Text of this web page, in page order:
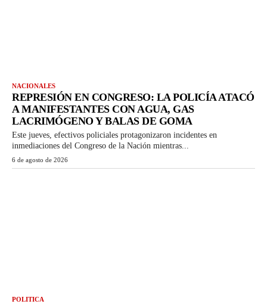
NACIONALES
REPRESIÓN EN CONGRESO: LA POLICÍA ATACÓ
A MANIFESTANTES CON AGUA, GAS
LACRIMÓGENO Y BALAS DE GOMA
Este jueves, efectivos policiales protagonizaron incidentes en
inmediaciones del Congreso de la Nación mientras...
6 de agosto de 2026
POLITICA